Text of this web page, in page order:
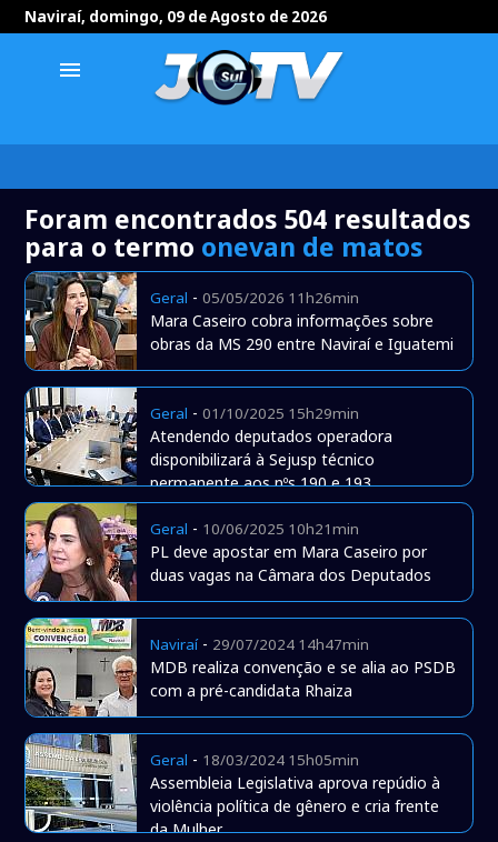
Naviraí, domingo, 09 de Agosto de 2026
menu
Foram encontrados 504 resultados
para o termo onevan de matos
Geral -05/05/2026 11h26min
Mara Caseiro cobra informações sobre
obras da MS 290 entre Naviraí e Iguatemi
Geral -01/10/2025 15h29min
Atendendo deputados operadora
disponibilizará à Sejusp técnico
permanente aos nºs 190 e 193
Geral - 10/06/2025 10h21min
PL deve apostar em Mara Caseiro por
duas vagas na Câmara dos Deputados
Naviraí- 29/07/2024 14h47min
MDB realiza convenção e se alia ao PSDB
com a pré-candidata Rhaiza
Geral - 18/03/2024 15h05min
Assembleia Legislativa aprova repúdio à
violência política de gênero e cria frente
da Mulher